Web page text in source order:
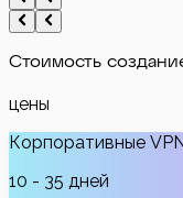
Стоимость
цены
Корпоративные
10 - 35 дней